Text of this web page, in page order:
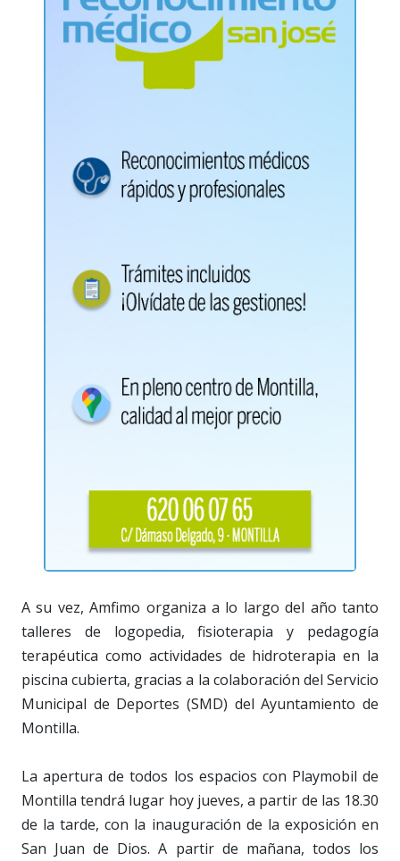
A su vez, Amfimo organiza a lo largo del año tanto
talleres de logopedia, fisioterapia y pedagogía
terapéutica como actividades de hidroterapia en la
piscina cubierta, gracias a la colaboración del Servicio
Municipal de Deportes (SMD) del Ayuntamiento de
Montilla.
La apertura de todos los espacios con Playmobil de
Montilla tendrá lugar hoy jueves, a partir de las 18.30
de la tarde, con la inauguración de la exposición en
San Juan de Dios. A partir de mañana, todos los